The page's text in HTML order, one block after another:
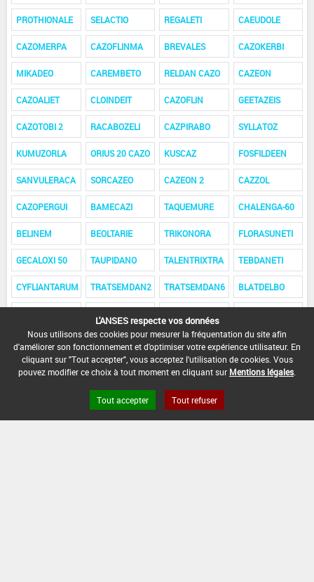
PROTHIONALE SELACTIO REGALETI CAEUDOLE
CAZOMERPA CAZOFLINMA BREVALES CAZOKERBI
MIKADEO CAREMBETO RELDAN CAZO CAZEON
CAZOALIET CLOINDEIT CAZOFLIN GEETAZEIS
CAZOTOBI 2 RACABOZELI CAZPIRABO SYLLATOZ
KUMUZORLA ORIUS 20 CAZO KUSCAZ FOSFILDEEN
SANVULERACA SORCAZEO CAZEON 2 CAZZOL
CAZOPERGUI BAMECAZI TAQUEMURE CHALENGA-60
BELINEM BEOLTARIE TRIKONORA FLORASUNETI
GECALOXI 50 TAUPIDANO TALENTRIXTRA TEBDANETI
CYFLIANTARUM TRATSEMDAN2 TRATSEMDAN6 BLATDELBO
TRATSEMDAN4
DANFAGRIGEL THIRAZO TEBUWG RACAPIARETA
CABEOPRIE CAZOFLOW RACADOELLI DANFAGRIG
RACARODNIE CAZSEENL
CAERBIBLATE CAZOLENDO FAELILOU CLINETORE
L'ANSES respecte vos données
Nous utilisons des cookies pour mesurer la fréquentation du site afin
d'améliorer son fonctionnement et d'optimiser votre expérience utilisateur. En
cliquant sur "Tout accepter", vous acceptez l'utilisation de cookies. Vous
pouvez modifier ce choix à tout moment en cliquant sur Mentions légales
Tout accepter Tout refuser